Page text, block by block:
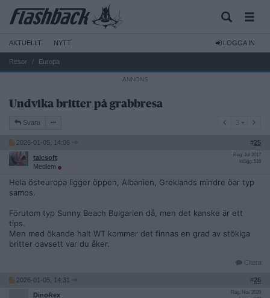
AKTUELLT NYTT LOGGA IN
Resor Europa
Undvika britter på grabbresa
Svara 3
2026-01-05, 14:06 #25
talcsoft
Medlem
Reg: Jul 2017
Inlägg: 516
Hela östeuropa ligger öppen, Albanien, Greklands mindre öar typ
samos.
Förutom typ Sunny Beach Bulgarien då, men det kanske är ett
tips.
Men med ökande halt WT kommer det finnas en grad av stökiga
britter oavsett var du åker.
Citera
2026-01-05, 14:31 #26
DinoRex
Reg: Nov 2020